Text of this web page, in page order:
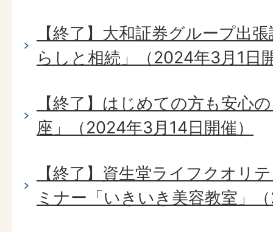
【終了】大和証券グループ出
らしと相続」（2024年3月1日
【終了】はじめての方も安心
座」（2024年3月14日開催）
【終了】資生堂ライフクオリ
ミナー「いきいき美容教室」